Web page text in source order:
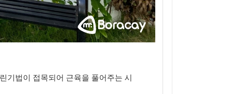
기법이 접목되어 근육을 풀어주는 시